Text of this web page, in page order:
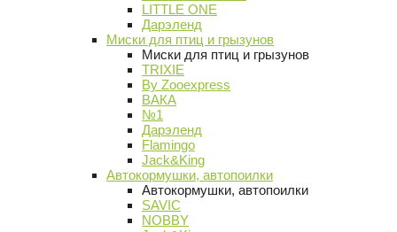
LITTLE ONE
Дарэленд
Миски для птиц и грызунов
Миски для птиц и грызунов
TRIXIE
By Zooexpress
ВАКА
№1
Дарэленд
Flamingo
Jack&King
Автокормушки, автопоилки
Автокормушки, автопоилки
SAVIC
NOBBY